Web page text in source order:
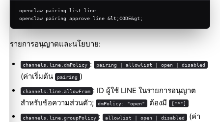
openclaw pairing list line
openclaw pairing approve line &lt;CODE&gt;
รายการอนุญาตและนโยบาย:
channels.line.dmPolicy : pairing | allowlist | open | disabled
(ค่าเริ่มต้น pairing )
channels.line.allowFrom : ID ผู้ใช้ LINE ในรายการอนุญาต
สำหรับข้อความส่วนตัว;
dmPolicy: "open" ต้องมี ["*"]
channels.line.groupPolicy : allowlist | open | disabled (ค่า